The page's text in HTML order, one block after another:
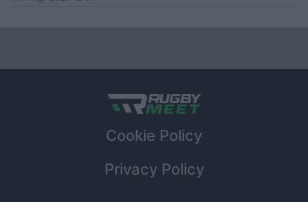
Cookie Policy
Privacy Policy